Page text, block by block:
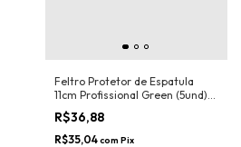
Feltro Protetor de Espatula
11cm Profissional Green (5und)
1018.G Joker
R$36,88
R$35,04com Pix